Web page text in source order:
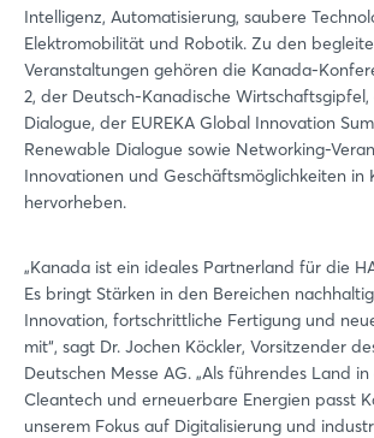
Intelligenz, Automatisierung, saubere
Elektromobilität und Robotik. Zu den
Veranstaltungen gehören die Kanada-
2, der Deutsch-Kanadische
Dialogue, der EUREKA Global Innovation
Renewable Dialogue sowie Networking-
Innovationen und Geschäftsmöglichkeiten in
hervorheben.
„Kanada ist ein ideales Partnerland für die
Es bringt Stärken in den Bereichen
Innovation, fortschrittliche Fertigung und
mit“, sagt Dr. Jochen Köckler, Vorsitzender
Deutschen Messe AG. „Als führendes Land
Cleantech und erneuerbare Energien passt
unserem Fokus auf Digitalisierung und
Login
Einloggen
Passwort vergessen?